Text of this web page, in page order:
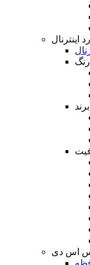
اینترنال
اس دی